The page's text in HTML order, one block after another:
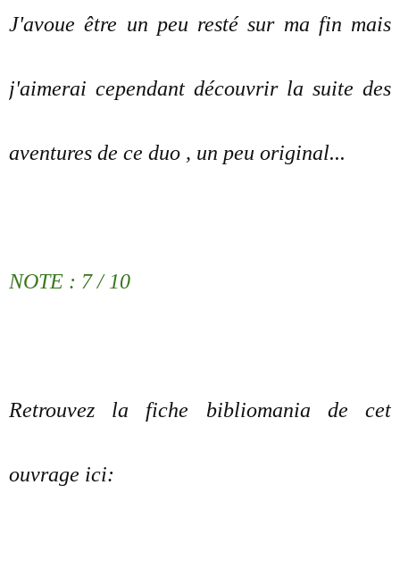
J'avoue être un peu resté sur ma fin mais
j'aimerai cependant découvrir la suite des
aventures de ce duo , un peu original...
NOTE : 7 / 10
Retrouvez la fiche bibliomania de cet
ouvrage ici: